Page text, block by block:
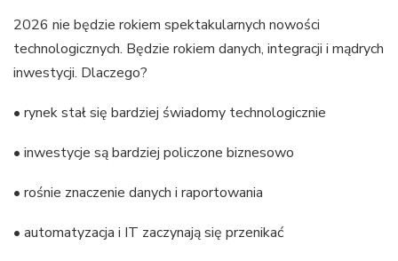
2026 nie będzie rokiem spektakularnych nowości
technologicznych. Będzie rokiem danych, integracji i mądrych
inwestycji. Dlaczego?
• rynek stał się bardziej świadomy technologicznie
• inwestycje są bardziej policzone biznesowo
• rośnie znaczenie danych i raportowania
• automatyzacja i IT zaczynają się przenikać